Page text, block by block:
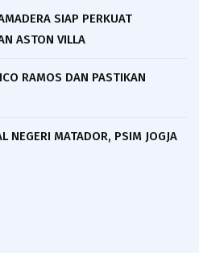
SIAP PERKUAT
ASTON VILLA
RAMOS DAN PASTIKAN
NEGERI MATADOR, PSIM JOGJA